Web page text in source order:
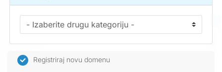
Registriraj novu domenu